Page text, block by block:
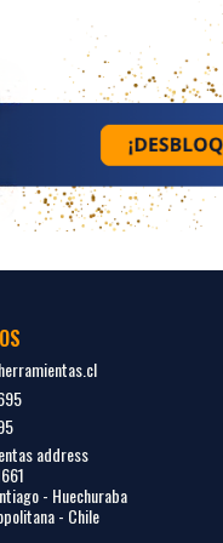
address
- Huechuraba
- Chile